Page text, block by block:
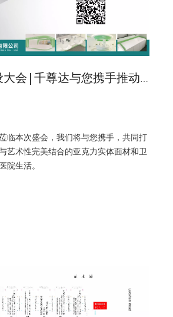
临本次盛会，我们将与您携手，共同打
艺术性完美结合的亚克力实体面材和卫
院生活。